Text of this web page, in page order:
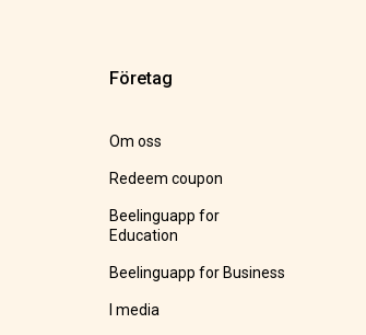
Företag
Om oss
Redeem coupon
Beelinguapp for
Education
Beelinguapp for Business
I media